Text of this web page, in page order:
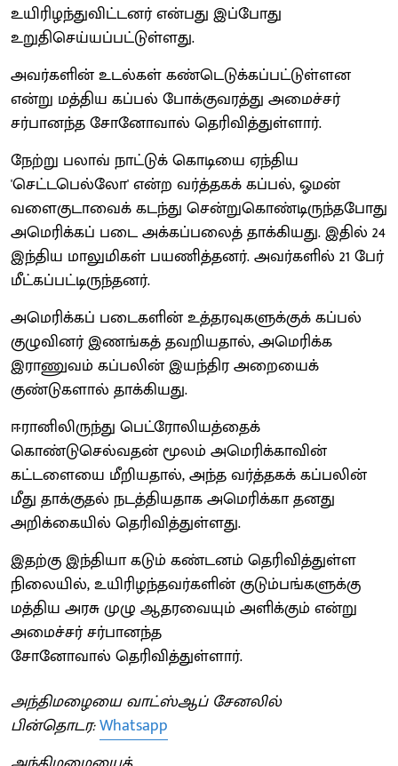
உயிரிழந்துவிட்டனர் என்பது இப்போது
உறுதிசெய்யப்பட்டுள்ளது.
அவர்களின் உடல்கள் கண்டெடுக்கப்பட்டுள்ளன
என்று மத்திய கப்பல் போக்குவரத்து அமைச்சர்
சர்பானந்த சோனோவால் தெரிவித்துள்ளார்.
நேற்று பலாவ் நாட்டுக் கொடியை ஏந்திய
'செட்டபெல்லோ' என்ற வர்த்தகக் கப்பல், ஓமன்
வளைகுடாவைக் கடந்து சென்றுகொண்டிருந்தபோது
அமெரிக்கப் படை அக்கப்பலைத் தாக்கியது. இதில் 24
இந்திய மாலுமிகள் பயணித்தனர். அவர்களில் 21 பேர்
மீட்கப்பட்டிருந்தனர்.
அமெரிக்கப் படைகளின் உத்தரவுகளுக்குக் கப்பல்
குழுவினர் இணங்கத் தவறியதால், அமெரிக்க
இராணுவம் கப்பலின் இயந்திர அறையைக்
குண்டுகளால் தாக்கியது.
ஈரானிலிருந்து பெட்ரோலியத்தைக்
கொண்டுசெல்வதன் மூலம் அமெரிக்காவின்
கட்டளையை மீறியதால், அந்த வர்த்தகக் கப்பலின்
மீது தாக்குதல் நடத்தியதாக அமெரிக்கா தனது
அறிக்கையில் தெரிவித்துள்ளது.
இதற்கு இந்தியா கடும் கண்டனம் தெரிவித்துள்ள
நிலையில், உயிரிழந்தவர்களின் குடும்பங்களுக்கு
மத்திய அரசு முழு ஆதரவையும் அளிக்கும் என்று
அமைச்சர் சர்பானந்த
சோனோவால் தெரிவித்துள்ளார்.
அந்திமழையை வாட்ஸ்ஆப் சேனலில்
பின்தொடர:Whatsapp